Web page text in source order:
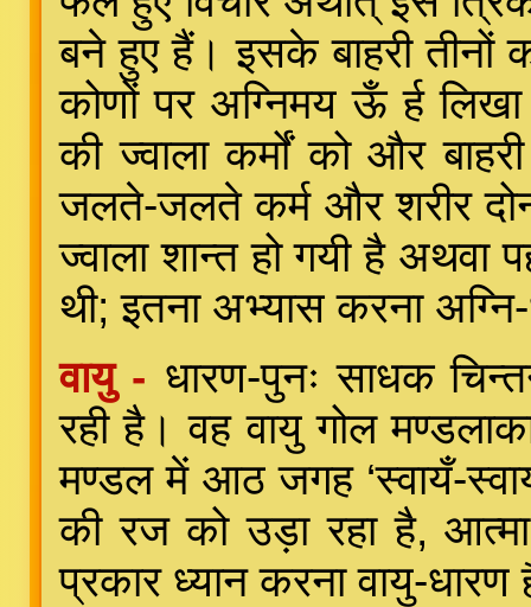
बने हुए हैं। इसके बाहरी तीनों
कोणों पर अग्निमय ऊँ र्ह
की ज्वाला कर्मों को और
जलते-जलते कर्म और शरीर
ज्वाला शान्त हो गयी है
थी; इतना अभ्यास करना
वायु - धारण-पुनः साधक
रही है। वह वायु गोल
मण्डल में आठ जगह ‘स्वायँ-
की रज को उड़ा रहा है,
प्रकार ध्यान करना वायु-धारण